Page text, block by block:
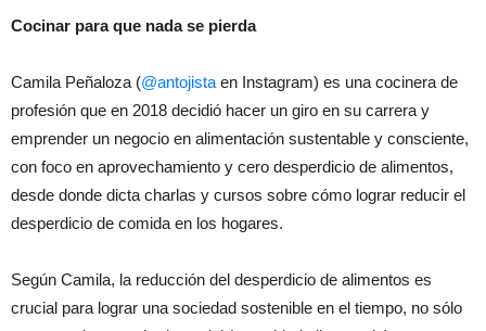
Cocinar para que nada se pierda
Camila Peñaloza (@antojista en Instagram) es una cocinera de
profesión que en 2018 decidió hacer un giro en su carrera y
emprender un negocio en alimentación sustentable y consciente,
con foco en aprovechamiento y cero desperdicio de alimentos,
desde donde dicta charlas y cursos sobre cómo lograr reducir el
desperdicio de comida en los hogares.
Según Camila, la reducción del desperdicio de alimentos es
crucial para lograr una sociedad sostenible en el tiempo, no sólo